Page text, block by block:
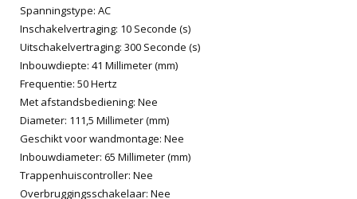
Spanningstype: AC
Inschakelvertraging: 10 Seconde (s)
Uitschakelvertraging: 300 Seconde (s)
Inbouwdiepte: 41 Millimeter (mm)
Frequentie: 50 Hertz
Met afstandsbediening: Nee
Diameter: 111,5 Millimeter (mm)
Geschikt voor wandmontage: Nee
Inbouwdiameter: 65 Millimeter (mm)
Trappenhuiscontroller: Nee
Overbruggingsschakelaar: Nee